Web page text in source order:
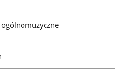
ogólnomuzyczne